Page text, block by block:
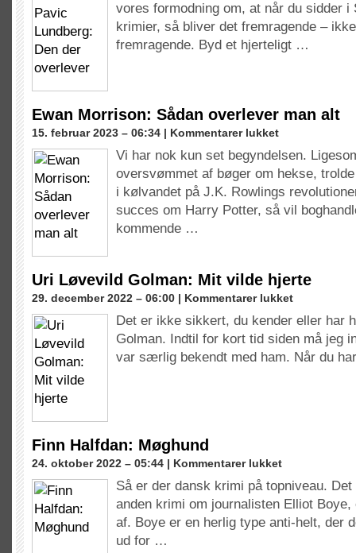
Lundberg:
overlever
vores formodning om, at når du sidder i
krimier, så bliver det fremragende –
fremragende. Byd et hjerteligt …
Ewan Morrison: Sådan overlever man alt
15. februar 2023 – 06:34 | Kommentarer lukkettil
Morrison:
Sådan
alt
Vi har nok kun set begyndelsen.
oversvømmet af bøger om hekse,
i kølvandet på J.K. Rowlings
succes om Harry Potter, så vil
kommende …
Uri Løvevild Golman: Mit vilde hjerte
29. december 2022 – 06:00 | Kommentarer lukkettil
Løvevild
Golman:
Mit
Det er ikke sikkert, du kender eller har
Golman. Indtil for kort tid siden må jeg
var særlig bekendt med ham. Når du
Finn Halfdan: Møghund
24. oktober 2022 – 05:44 | Kommentarer lukkettil
Halfdan:
Møghund
Så er der dansk krimi på topniveau.
anden krimi om journalisten Elliot
af. Boye er en herlig type anti-helt, der
ud for …